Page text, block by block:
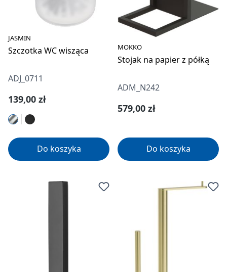
JASMIN
Szczotka WC wisząca
ADJ_0711
Cena regularna:
139,00 zł
Do koszyka
MOKKO
Stojak na papier z półką
ADM_N242
Cena regularna:
579,00 zł
Do koszyka